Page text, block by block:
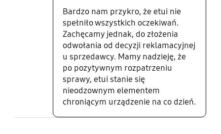
jeśli chodzi o jakość produktów.
Bardzo nam przykro, że etui nie
spełniło wszystkich oczekiwań.
Zachęcamy jednak, do złożenia
odwołania od decyzji reklamacyjnej
u sprzedawcy. Mamy nadzieję, że
po pozytywnym rozpatrzeniu
sprawy, etui stanie się
nieodzownym elementem
chroniącym urządzenie na co dzień.